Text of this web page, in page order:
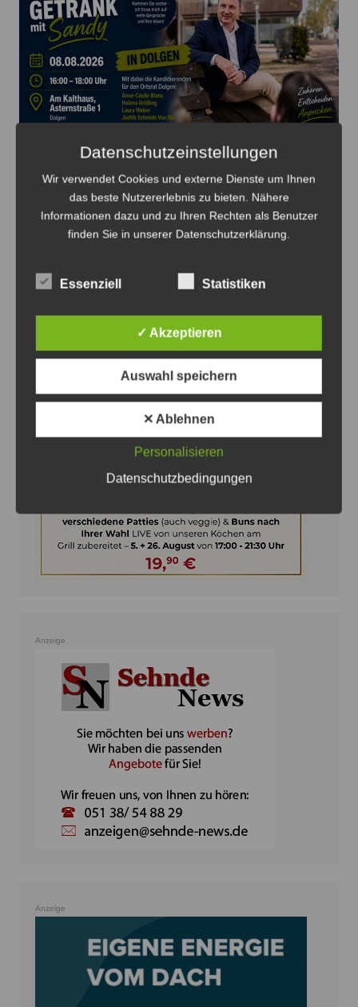
Der Grünen-Kandidat für das Bürgermeisteramt in
Sehnde, Sandy Steve Choitz, setzt seine Tour in Dolgen
fort - Plakat: Grüne
„Auf ein Getränk mit Sandy“ macht
Station in Dolgen
Anzeige
Anzeige
Datenschutzeinstellungen
Wir verwendet Cookies und externe Dienste um Ihnen
das beste Nutzererlebnis zu bieten. Nähere
Informationen dazu und zu Ihren Rechten als Benutzer
finden Sie in unserer Datenschutzerklärung.
Essenziell Statistiken
✓ Akzeptieren
Auswahl speichern
✕ Ablehnen
Personalisieren
Datenschutzbedingungen